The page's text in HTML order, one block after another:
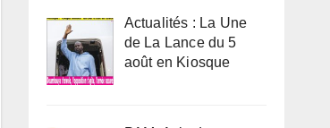
Actualités : La Une
de La Lance du 5
août en Kiosque